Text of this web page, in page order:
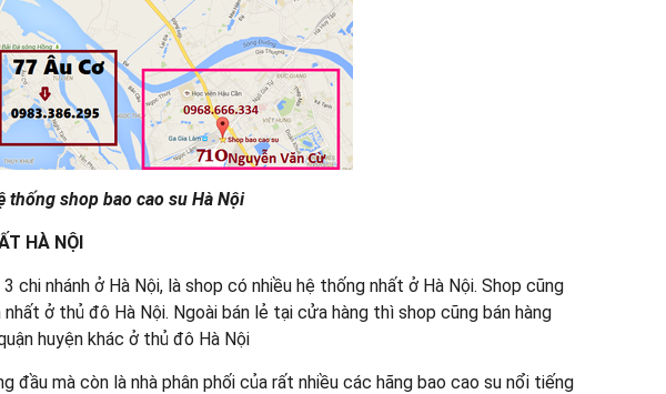
thống shop bao cao su Hà Nội
HÀ NỘI
chi nhánh ở Hà Nội, là shop có nhiều hệ thống nhất ở Hà Nội. Shop cũng
ở thủ đô Hà Nội. Ngoài bán lẻ tại cửa hàng thì shop cũng bán hàng
huyện khác ở thủ đô Hà Nội
đầu mà còn là nhà phân phối của rất nhiều các hãng bao cao su nổi tiếng